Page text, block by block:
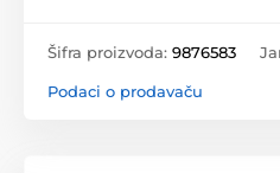
Šifra proizvoda: 9876583
Podaci o prodavaču